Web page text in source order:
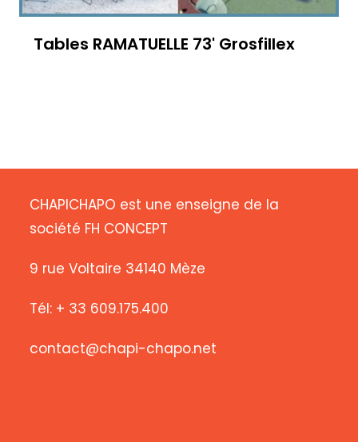
Tables RAMATUELLE 73' Grosfillex
CHAPICHAPO est une enseigne de la
société FH CONCEPT
9 rue Voltaire 34140 Mèze
Tél: + 33 609.175.400
contact@chapi-chapo.net